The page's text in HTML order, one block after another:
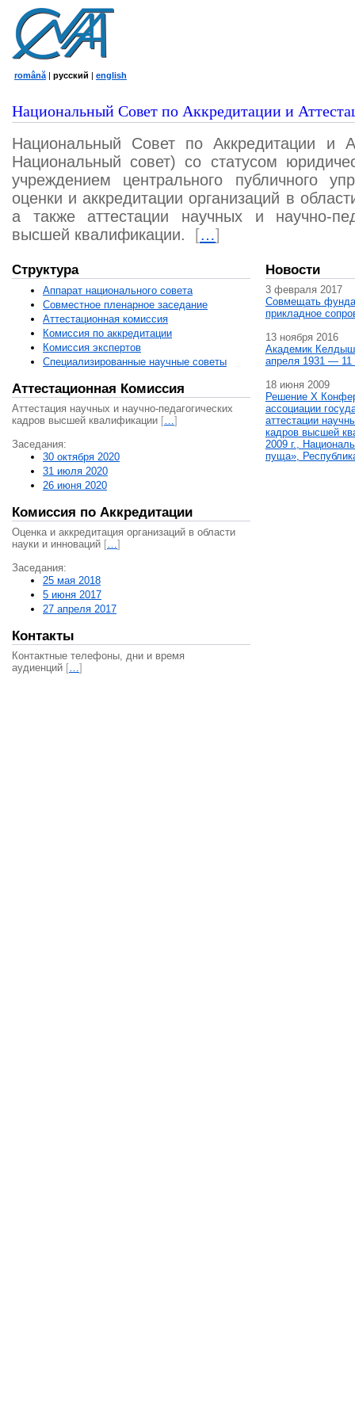
română | русский | english
Национальный Совет по Аккредитации и
Национальный Совет по Аккредитации и
Национальный совет) со статусом
учреждением центрального публичного
оценки и аккредитации организаций в
а также аттестации научных и научно-
высшей квалификации.
[…]
Структура
Аппарат национального совета
Совместное пленарное заседание
Аттестационная комисcия
Комиссия по аккредитации
Комиссия экспертов
Специализированные научные советы
Аттестационная Комиссия
Аттестация научных и научно-педагогических
кадров высшей квалификации […]
Заседания:
30 октября 2020
31 июля 2020
26 июня 2020
Комиссия по Аккредитации
Оценка и аккредитация организаций в области
науки и инноваций […]
Заседания:
25 мая 2018
5 июня 2017
27 апреля 2017
Контакты
Контактные телефоны, дни и время
аудиенций […]
Новости
3 февраля 2017
Совмещать
прикладное
13 ноября 2016
Академик
апреля 1931 — 11
18 июня 2009
Решение X
ассоциации
аттестации
кадров высшей
2009 г.,
пуща»,